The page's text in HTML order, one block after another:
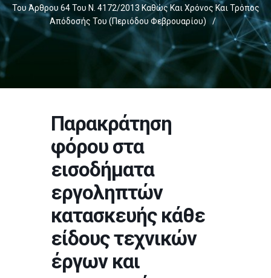
Του Άρθρου 64 Του Ν. 4172/2013 Καθώς Και Χρόνος Και Τρόπος
Απόδοσής Του (Περιόδου Φεβρουαρίου)
/
Παρακράτηση
φόρου στα
εισοδήματα
εργοληπτών
κατασκευής κάθε
είδους τεχνικών
έργων και